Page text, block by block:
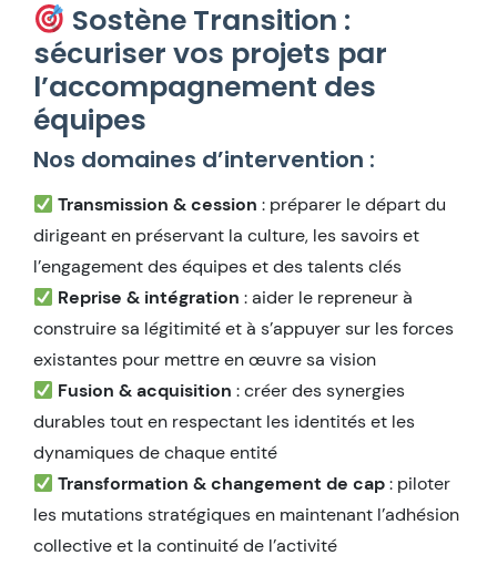
Sostène Transition :
sécuriser vos projets par
l’accompagnement des
équipes
Nos domaines d’intervention :
Transmission & cession : préparer le départ du
dirigeant en préservant la culture, les savoirs et
l’engagement des équipes et des talents clés
Reprise & intégration : aider le repreneur à
construire sa légitimité et à s’appuyer sur les forces
existantes pour mettre en œuvre sa vision
Fusion & acquisition : créer des synergies
durables tout en respectant les identités et les
dynamiques de chaque entité
Transformation & changement de cap: piloter
les mutations stratégiques en maintenant l’adhésion
collective et la continuité de l’activité